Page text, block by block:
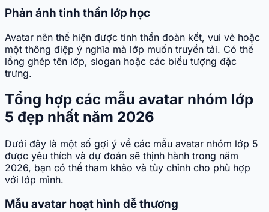
Phản ánh tinh thần lớp học
Avatar nên thể hiện được tinh thần đoàn kết, vui vẻ hoặc
một thông điệp ý nghĩa mà lớp muốn truyền tải. Có thể
lồng ghép tên lớp, slogan hoặc các biểu tượng đặc
trưng.
Tổng hợp các mẫu avatar nhóm lớp
5 đẹp nhất năm 2026
Dưới đây là một số gợi ý về các mẫu avatar nhóm lớp 5
được yêu thích và dự đoán sẽ thịnh hành trong năm
2026, bạn có thể tham khảo và tùy chỉnh cho phù hợp
với lớp mình.
Mẫu avatar hoạt hình dễ thương